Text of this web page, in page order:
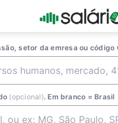
setor da emresa ou código
(opcional). Em branco = Brasil